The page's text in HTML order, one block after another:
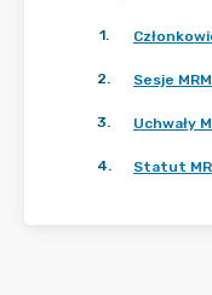
1.
2. Sesje MRM
3. Uchwały
4. Statut